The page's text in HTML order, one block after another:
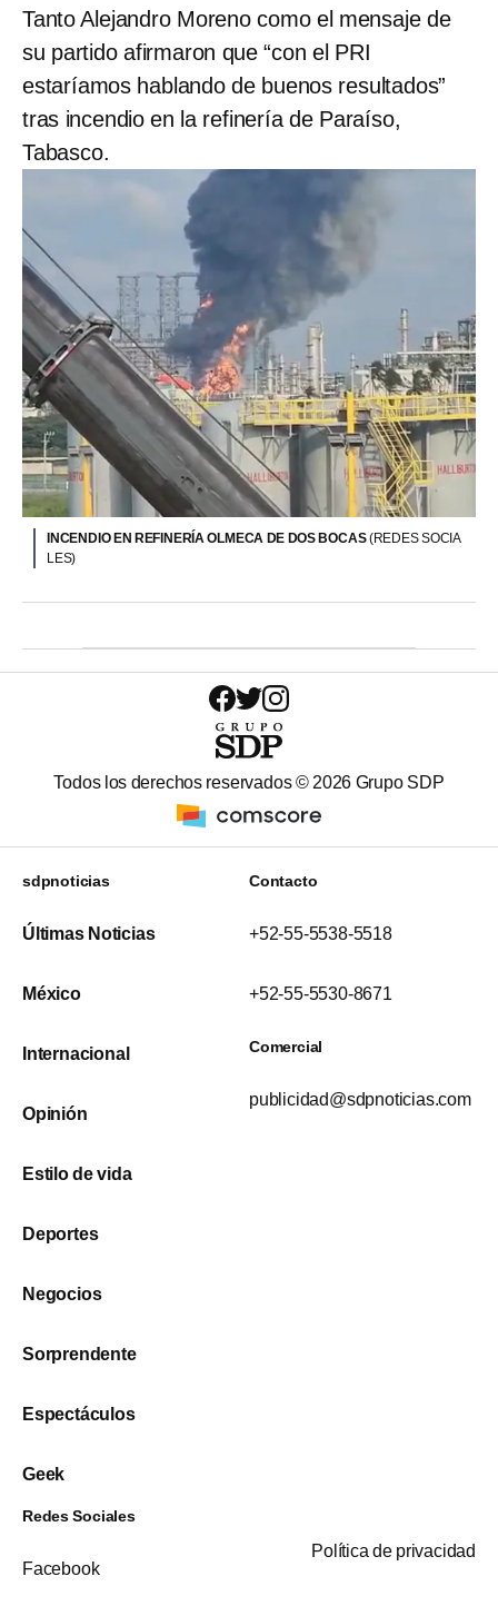
Tanto Alejandro Moreno como el mensaje de
su partido afirmaron que “con el PRI
estaríamos hablando de buenos resultados”
tras incendio en la refinería de Paraíso,
Tabasco.
INCENDIO EN REFINERÍA OLMECA DE DOS BOCAS(REDES SOCIA
LES)
Todos los derechos reservados © 2026 Grupo SDP
sdpnoticias
Últimas Noticias
México
Internacional
Opinión
Estilo de vida
Deportes
Negocios
Sorprendente
Espectáculos
Geek
Contacto
+52-55-5538-5518
+52-55-5530-8671
Comercial
publicidad@sdpnoticias.com
Redes Sociales
Facebook
Política de privacidad